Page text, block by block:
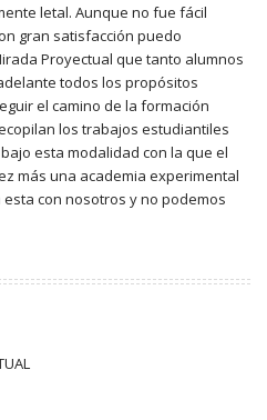
letal. Aunque no fue fácil
gran satisfacción puedo
Proyectual que tanto alumnos
todos los propósitos
el camino de la formación
los trabajos estudiantiles
esta modalidad con la que el
más una academia experimental
con nosotros y no podemos